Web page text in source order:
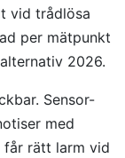
vid trådlösa
per mätpunkt
2026.
Sensor-
med
får rätt larm vid